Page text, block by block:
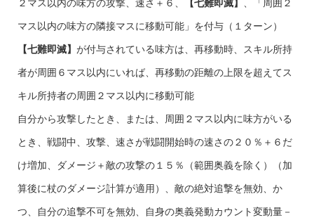
２マス以内の味方の攻撃、速さ＋６、 【七難即滅】 、「周囲２
マス以内の味方の隣接マスに移動可能」を付与（１ターン）
【七難即滅】 が付与されている味方は、再移動時、スキル所持
者が周囲６マス以内にいれば、再移動の距離の上限を超えてス
キル所持者の周囲２マス以内に移動可能
自分から攻撃したとき、または、周囲２マス以内に味方がいる
とき、戦闘中、攻撃、速さが戦闘開始時の速さの２０％＋６だ
け増加、ダメージ＋敵の攻撃の１５％（範囲奥義を除く）（加
算後に杖のダメージ計算が適用）、敵の絶対追撃を無効、か
つ、自分の追撃不可を無効、自身の奥義発動カウント変動量－